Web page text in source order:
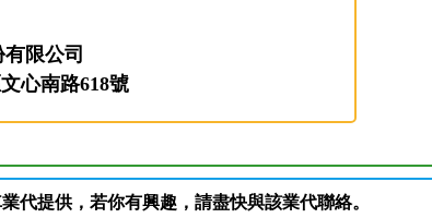
限公司
心南路618號
代提供，若你有興趣，請盡快與該業代聯絡。